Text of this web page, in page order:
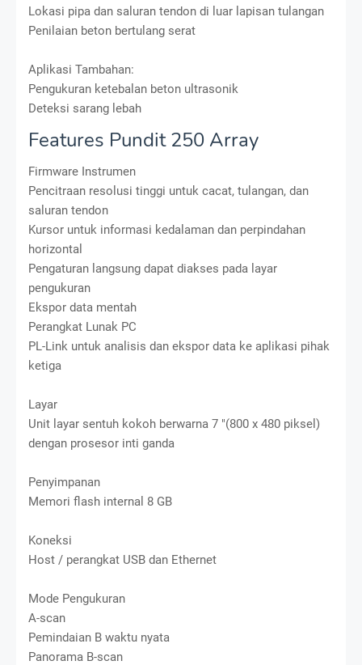
Lokasi pipa dan saluran tendon di luar lapisan tulangan
Penilaian beton bertulang serat
Aplikasi Tambahan:
Pengukuran ketebalan beton ultrasonik
Deteksi sarang lebah
Features Pundit 250 Array
Firmware Instrumen
Pencitraan resolusi tinggi untuk cacat, tulangan, dan
saluran tendon
Kursor untuk informasi kedalaman dan perpindahan
horizontal
Pengaturan langsung dapat diakses pada layar
pengukuran
Ekspor data mentah
Perangkat Lunak PC
PL-Link untuk analisis dan ekspor data ke aplikasi pihak
ketiga
Layar
Unit layar sentuh kokoh berwarna 7 "(800 x 480 piksel)
dengan prosesor inti ganda
Penyimpanan
Memori flash internal 8 GB
Koneksi
Host / perangkat USB dan Ethernet
Mode Pengukuran
A-scan
Pemindaian B waktu nyata
Panorama B-scan